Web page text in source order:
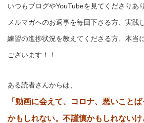
いつもブログやYouTubeを見てくださりあ
メルマガへのお返事を毎回下さる方、実践
練習の進捗状況を教えてくださる方、本当
ございます！！
ある読者さんからは、
「動画に会えて、コロナ、悪いこと
かもしれない。不謹慎かもしれない